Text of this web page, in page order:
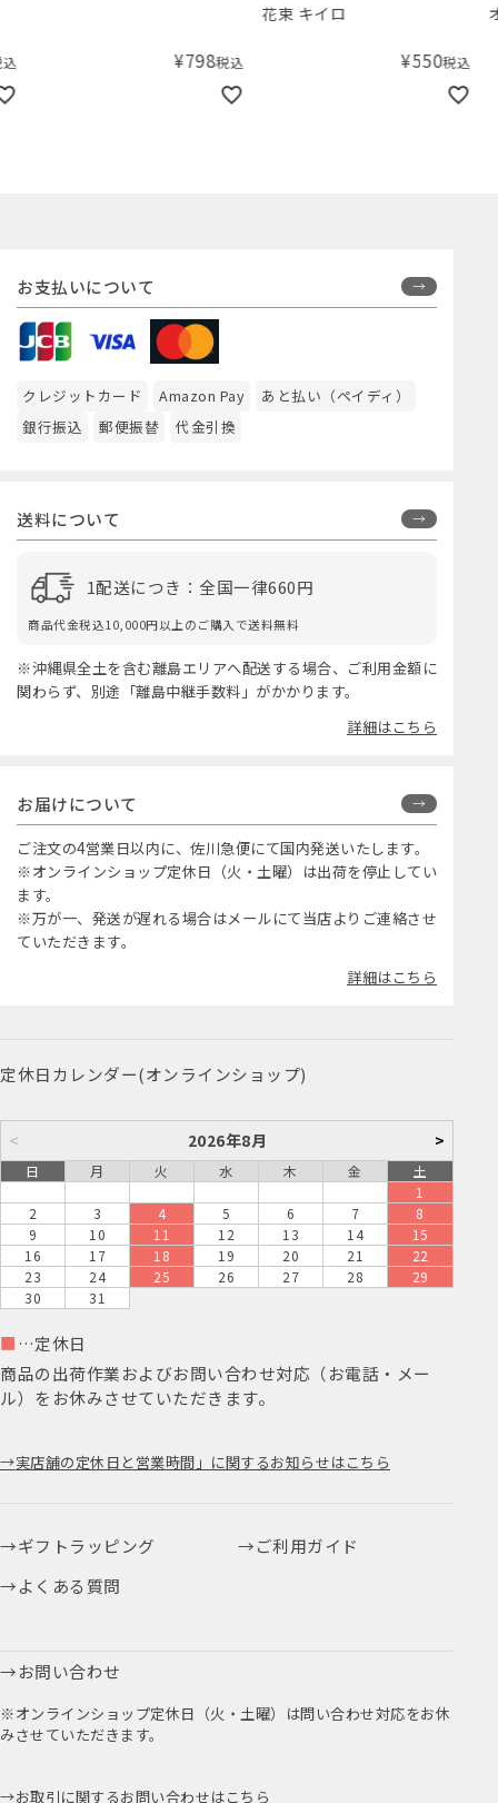
798税込
花束 キイロ
550税込
オ
お支払いについて
クレジットカード Amazon Pay
あと払い（ペイディ）
銀行振込
郵便振替 代金引換
送料について
1配送につき：全国一律660円
商品代金税込10,000円以上のご購入で送料無料
※沖縄県全土を含む離島エリアへ配送する場合、ご利用金額に
関わらず、別途「離島中継手数料」がかかります。
詳細はこちら
お届けについて
ご注文の4営業日以内に、佐川急便にて国内発送いたします。
※オンラインショップ定休日（火・土曜）は出荷を停止してい
ます。
※万が一、発送が遅れる場合はメールにて当店よりご連絡させ
ていただきます。
詳細はこちら
定休日カレンダー(オンラインショップ)
< 2026年8月 >
日 月 火 水 木 金
土
1
2
3 4 5 6 7
8
9
10 11 12 13 14
15
16
17 18 19 20 21
22
23
24 25 26 27 28
29
30
31
■ …定休日
商品の出荷作業およびお問い合わせ対応（お電話・メー
ル）をお休みさせていただきます。
実店舗の定休日と営業時間」に関するお知らせはこちら
ギフトラッピング
ご利用ガイド
よくある質問
お問い合わせ
※オンラインショップ定休日（火・土曜）は問い合わせ対応をお休
みさせていただきます。
お取引に関するお問い合わせはこちら